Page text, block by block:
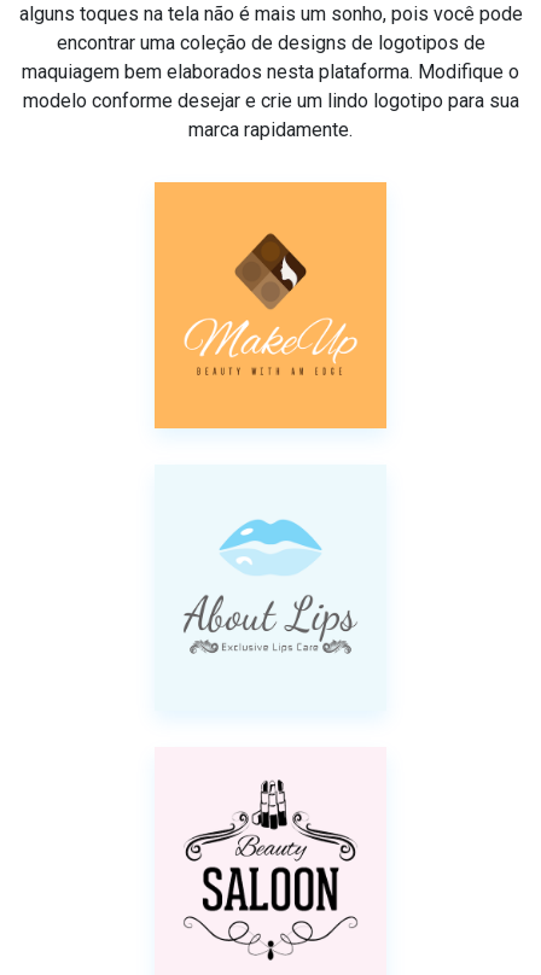
alguns toques na tela não é mais um sonho, pois você pode
encontrar uma coleção de designs de logotipos de
maquiagem bem elaborados nesta plataforma. Modifique o
modelo conforme desejar e crie um lindo logotipo para sua
marca rapidamente.